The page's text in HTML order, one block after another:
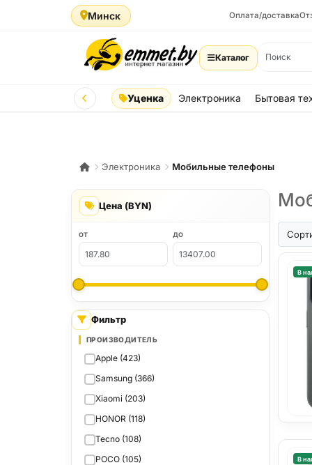
Минск Оплата/доставка
Каталог
Уценка Электроника Бытовая
Электроника Мобильные телефоны
Цена (BYN)
ОТ ДО
Фильтр
ПРОИЗВОДИТЕЛЬ
Apple (423)
Samsung (366)
Xiaomi (203)
HONOR (118)
Tecno (108)
POCO (105)
В
В